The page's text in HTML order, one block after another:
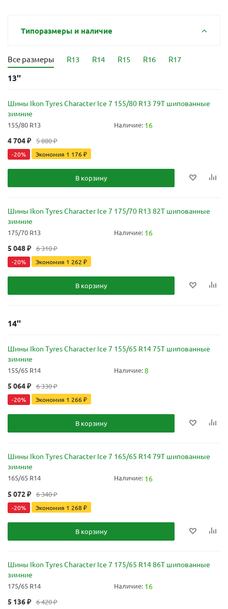
Типоразмеры и наличие
Все размеры R13 R14 R15 R16 R17
13''
Шины Ikon Tyres Character Ice 7 155/80 R13 79T шипованные
зимние
155/80 R13 Наличие: 16
4 704₽ 5 880₽
-20% Экономия 1 176₽
В корзину
Шины Ikon Tyres Character Ice 7 175/70 R13 82T шипованные
зимние
175/70 R13 Наличие: 16
5 048₽ 6 310₽
-20% Экономия 1 262 ₽
В корзину
14''
Шины Ikon Tyres Character Ice 7 155/65 R14 75T шипованные
зимние
155/65 R14 Наличие:8
5 064₽ 6 330₽
-20% Экономия 1 266₽
В корзину
Шины Ikon Tyres Character Ice 7 165/65 R14 79T шипованные
зимние
165/65 R14 Наличие: 16
5 072 ₽ 6 340₽
-20% Экономия 1 268 ₽
В корзину
Шины Ikon Tyres Character Ice 7 175/65 R14 86T шипованные
зимние
175/65 R14 Наличие: 16
5 136₽ 6 420₽